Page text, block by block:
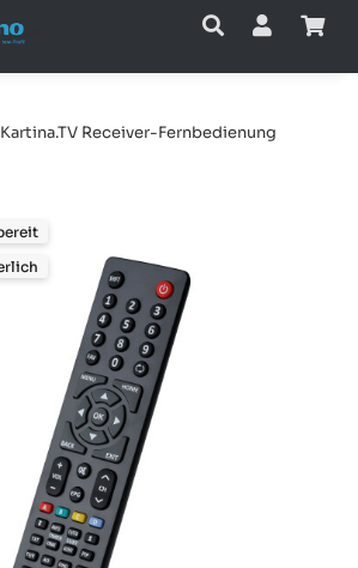
Kartina.TV Receiver-Fernbedienung